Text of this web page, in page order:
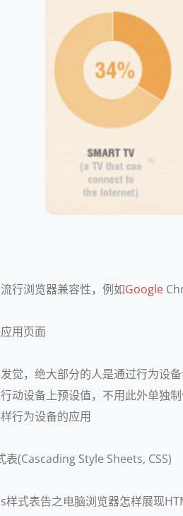
行浏览器兼容性，例如Google
用页面
觉，绝大部分的人是通过行为设
动设备上预设值，不用此外单独
行为设备的应用
表(Cascading Style Sheets, CSS)
样式表告之电脑浏览器怎样展现